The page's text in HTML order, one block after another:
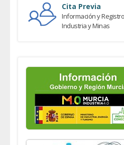
Cita Previa
Información y
Industria y Minas